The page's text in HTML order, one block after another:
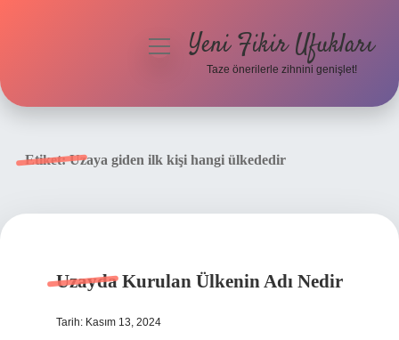
menüyüYeni Fikir Ufukları
Taze önerilerle zihnini genişlet!
Etiket:Uzaya giden ilk kişi hangi ülkededir
Uzayda Kurulan Ülkenin Adı Nedir
Tarih: Kasım 13, 2024